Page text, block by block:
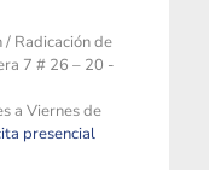
Radicación de
7 # 26 – 20 -
a Viernes de
presencial